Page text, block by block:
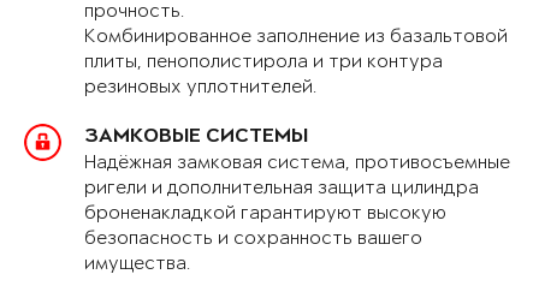
прочность.
Комбинированное заполнение из базальтовой
плиты, пенополистирола и три контура
резиновых уплотнителей.
ЗАМКОВЫЕ СИСТЕМЫ
Надёжная замковая система, противосъемные
ригели и дополнительная защита цилиндра
броненакладкой гарантируют высокую
безопасность и сохранность вашего
имущества.